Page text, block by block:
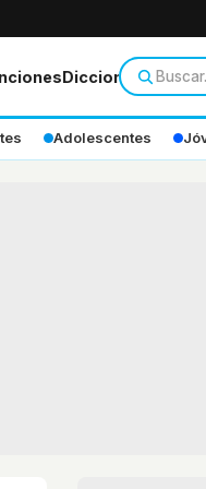
Diccionario
Adolescentes